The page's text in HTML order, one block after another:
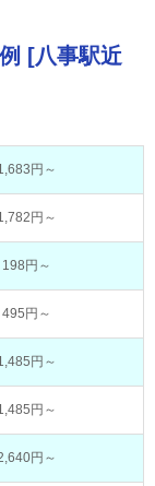
[八事駅近
円～
円～
198円～
495円～
円～
円～
円～